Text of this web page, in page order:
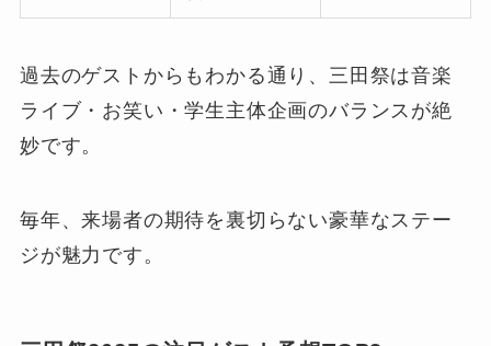
過去のゲストからもわかる通り、三田祭は音楽
ライブ・お笑い・学生主体企画のバランスが絶
妙です。
毎年、来場者の期待を裏切らない豪華なステー
ジが魅力です。